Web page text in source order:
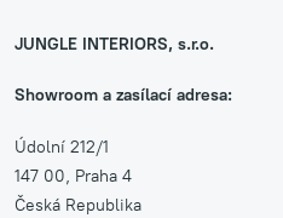
JUNGLE INTERIORS, s.r.o.
Showroom a zasílací adresa:
Údolní 212/1
147 00, Praha 4
Česká Republika